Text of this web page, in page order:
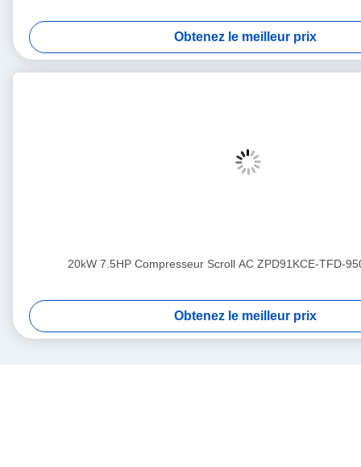
Obtenez le meilleur prix
20kW 7.5HP Compresseur Scroll AC ZPD91KCE-TFD-
Obtenez le meilleur prix